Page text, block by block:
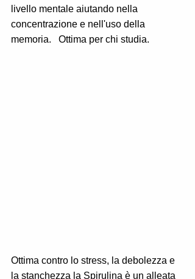
livello mentale aiutando nella
concentrazione e nell'uso della
memoria.   Ottima per chi studia.
Ottima contro lo stress, la debolezza e
la stanchezza la Spirulina è un alleata